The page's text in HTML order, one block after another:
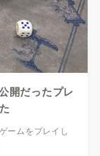
開だったプレ
ームをプレイし